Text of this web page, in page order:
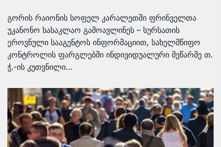
გორის რაიონის სოფელ კარალეთში ფრინველთა
უკანონო სასაკლაო გამოავლინეს – სურსათის
ეროვნული სააგენტოს ინფორმაციით, სახელმწიფო
კონტროლის ფარგლებში ინდივიდუალური მეწარმე თ.
ჭ.-ის კუთვნილი…